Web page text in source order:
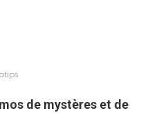
de mystères et de